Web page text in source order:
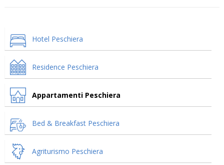
Hotel Peschiera
Residence Peschiera
Appartamenti Peschiera
Bed & Breakfast Peschiera
Agriturismo Peschiera